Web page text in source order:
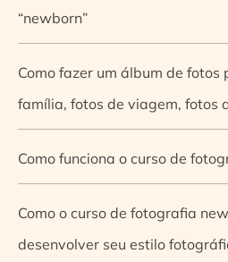
“newborn”
Como fazer um álbum de fotos
família, fotos de viagem, fotos
Como funciona o curso de
Como o curso de fotografia
desenvolver seu estilo